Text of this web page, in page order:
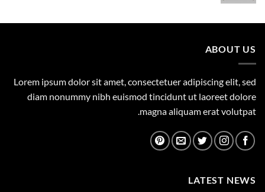
1,500.00 ₪.
1,149.00 ₪.
ABOUT US
Lorem ipsum dolor sit amet, consectetuer adipiscing elit, sed
diam nonummy nibh euismod tincidunt ut laoreet dolore
magna aliquam erat volutpat.
LATEST NEWS